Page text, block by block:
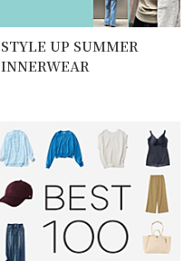
STYLE UP SUMMER
INNERWEAR